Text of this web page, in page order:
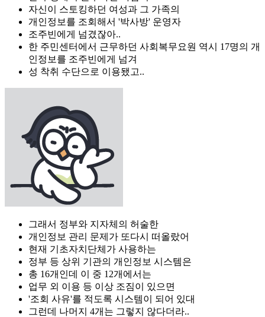
자신이 스토킹하던 여성과 그 가족의
개인정보를 조회해서 '박사방' 운영자
조주빈에게 넘겼잖아..
한 주민센터에서 근무하던 사회복무요원 역시 17명의 개
인정보를 조주빈에게 넘겨
성 착취 수단으로 이용됐고..
그래서 정부와 지자체의 허술한
개인정보 관리 문제가 또다시 떠올랐어
현재 기초자치단체가 사용하는
정부 등 상위 기관의 개인정보 시스템은
총 16개인데 이 중 12개에서는
업무 외 이용 등 이상 조짐이 있으면
'조회 사유'를 적도록 시스템이 되어 있대
그런데 나머지 4개는 그렇지 않다더라..